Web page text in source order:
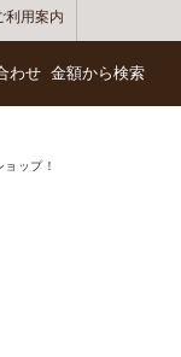
利用案内
わせ
セット
せ
金額から検索
せップ！